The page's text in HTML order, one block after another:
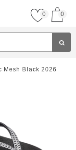
0 0
Mesh Black 2026